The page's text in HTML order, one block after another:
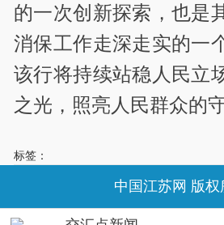
的一次创新探索，也是
消保工作走深走实的一
该行将持续站稳人民立
之光，照亮人民群众的
标签：
中国江苏网 版权